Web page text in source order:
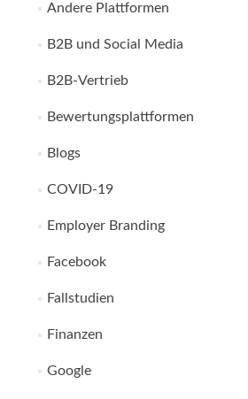
Andere Plattformen
B2B und Social Media
B2B-Vertrieb
Bewertungsplattformen
Blogs
COVID-19
Employer Branding
Facebook
Fallstudien
Finanzen
Google